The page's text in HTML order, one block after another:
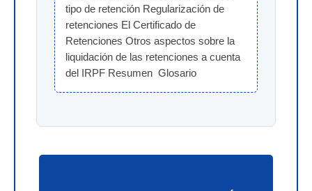
tipo de retención Regularización de
retenciones El Certificado de
Retenciones Otros aspectos sobre la
liquidación de las retenciones a cuenta
del IRPF Resumen  Glosario